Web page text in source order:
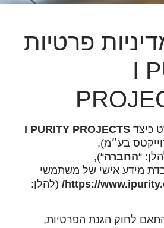
פרטיות
– I
כיצד I PURITY PROJECTS
בע״מ),
“החברה“),
מידע אישי של משתמשי
https:// (להלן:
לחוק הגנת הפרטיות,